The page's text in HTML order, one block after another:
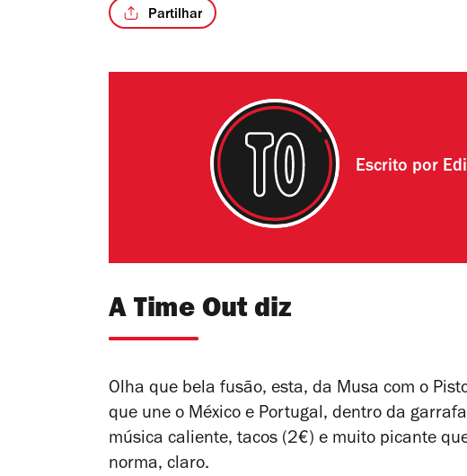
Partilhar
Escrito por
A Time Out diz
Olha que bela fusão, esta, da Musa com o
que une o México e Portugal, dentro da
música caliente, tacos (2€) e muito picante
norma, claro.